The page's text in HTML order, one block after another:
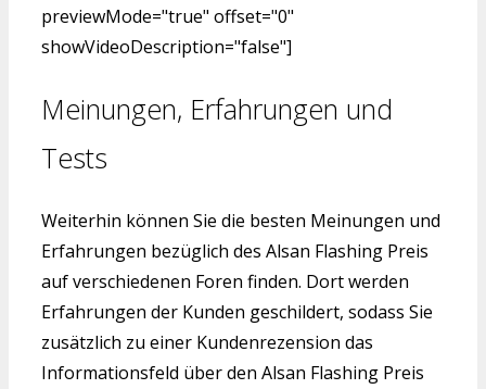
previewMode="true" offset="0"
showVideoDescription="false"]
Meinungen, Erfahrungen und
Tests
Weiterhin können Sie die besten Meinungen und
Erfahrungen bezüglich des Alsan Flashing Preis
auf verschiedenen Foren finden. Dort werden
Erfahrungen der Kunden geschildert, sodass Sie
zusätzlich zu einer Kundenrezension das
Informationsfeld über den Alsan Flashing Preis